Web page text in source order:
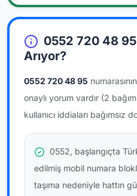
0552 720 48
Arıyor?
0552 720 48 95
onaylı yorum vardır (2
kullanıcı iddiaları bağımsız
0552, başlangıçta
edilmiş mobil numara
taşıma nedeniyle hattın